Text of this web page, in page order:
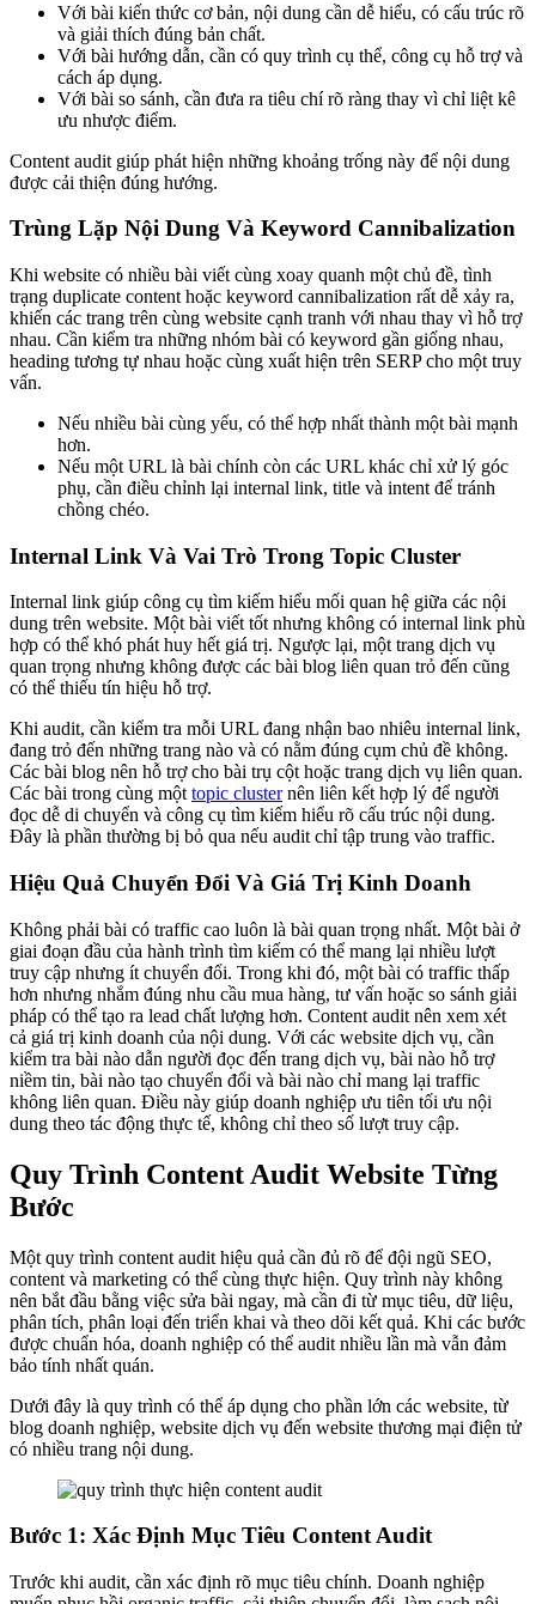
Với bài kiến thức cơ bản, nội dung cần dễ hiểu, có cấu trúc rõ
và giải thích đúng bản chất.
Với bài hướng dẫn, cần có quy trình cụ thể, công cụ hỗ trợ và
cách áp dụng.
Với bài so sánh, cần đưa ra tiêu chí rõ ràng thay vì chỉ liệt kê
ưu nhược điểm.
Content audit giúp phát hiện những khoảng trống này để nội dung
được cải thiện đúng hướng.
Trùng Lặp Nội Dung Và Keyword Cannibalization
Khi website có nhiều bài viết cùng xoay quanh một chủ đề, tình
trạng duplicate content hoặc keyword cannibalization rất dễ xảy ra,
khiến các trang trên cùng website cạnh tranh với nhau thay vì hỗ trợ
nhau. Cần kiểm tra những nhóm bài có keyword gần giống nhau,
heading tương tự nhau hoặc cùng xuất hiện trên SERP cho một truy
vấn.
Nếu nhiều bài cùng yếu, có thể hợp nhất thành một bài mạnh
hơn.
Nếu một URL là bài chính còn các URL khác chỉ xử lý góc
phụ, cần điều chỉnh lại internal link, title và intent để tránh
chồng chéo.
Internal Link Và Vai Trò Trong Topic Cluster
Internal link giúp công cụ tìm kiếm hiểu mối quan hệ giữa các nội
dung trên website. Một bài viết tốt nhưng không có internal link phù
hợp có thể khó phát huy hết giá trị. Ngược lại, một trang dịch vụ
quan trọng nhưng không được các bài blog liên quan trỏ đến cũng
có thể thiếu tín hiệu hỗ trợ.
Khi audit, cần kiểm tra mỗi URL đang nhận bao nhiêu internal link,
đang trỏ đến những trang nào và có nằm đúng cụm chủ đề không.
Các bài blog nên hỗ trợ cho bài trụ cột hoặc trang dịch vụ liên quan.
Các bài trong cùng một topic clusternên liên kết hợp lý để người
đọc dễ di chuyển và công cụ tìm kiếm hiểu rõ cấu trúc nội dung.
Đây là phần thường bị bỏ qua nếu audit chỉ tập trung vào traffic.
Hiệu Quả Chuyển Đổi Và Giá Trị Kinh Doanh
Không phải bài có traffic cao luôn là bài quan trọng nhất. Một bài ở
giai đoạn đầu của hành trình tìm kiếm có thể mang lại nhiều lượt
truy cập nhưng ít chuyển đổi. Trong khi đó, một bài có traffic thấp
hơn nhưng nhắm đúng nhu cầu mua hàng, tư vấn hoặc so sánh giải
pháp có thể tạo ra lead chất lượng hơn. Content audit nên xem xét
cả giá trị kinh doanh của nội dung. Với các website dịch vụ, cần
kiểm tra bài nào dẫn người đọc đến trang dịch vụ, bài nào hỗ trợ
niềm tin, bài nào tạo chuyển đổi và bài nào chỉ mang lại traffic
không liên quan. Điều này giúp doanh nghiệp ưu tiên tối ưu nội
dung theo tác động thực tế, không chỉ theo số lượt truy cập.
Quy Trình Content Audit Website Từng
Bước
Một quy trình content audit hiệu quả cần đủ rõ để đội ngũ SEO,
content và marketing có thể cùng thực hiện. Quy trình này không
nên bắt đầu bằng việc sửa bài ngay, mà cần đi từ mục tiêu, dữ liệu,
phân tích, phân loại đến triển khai và theo dõi kết quả. Khi các bước
được chuẩn hóa, doanh nghiệp có thể audit nhiều lần mà vẫn đảm
bảo tính nhất quán.
Dưới đây là quy trình có thể áp dụng cho phần lớn các website, từ
blog doanh nghiệp, website dịch vụ đến website thương mại điện tử
có nhiều trang nội dung.
Bước 1: Xác Định Mục Tiêu Content Audit
Trước khi audit, cần xác định rõ mục tiêu chính. Doanh nghiệp